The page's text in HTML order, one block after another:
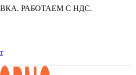
РАБОТАЕМ С НДС.